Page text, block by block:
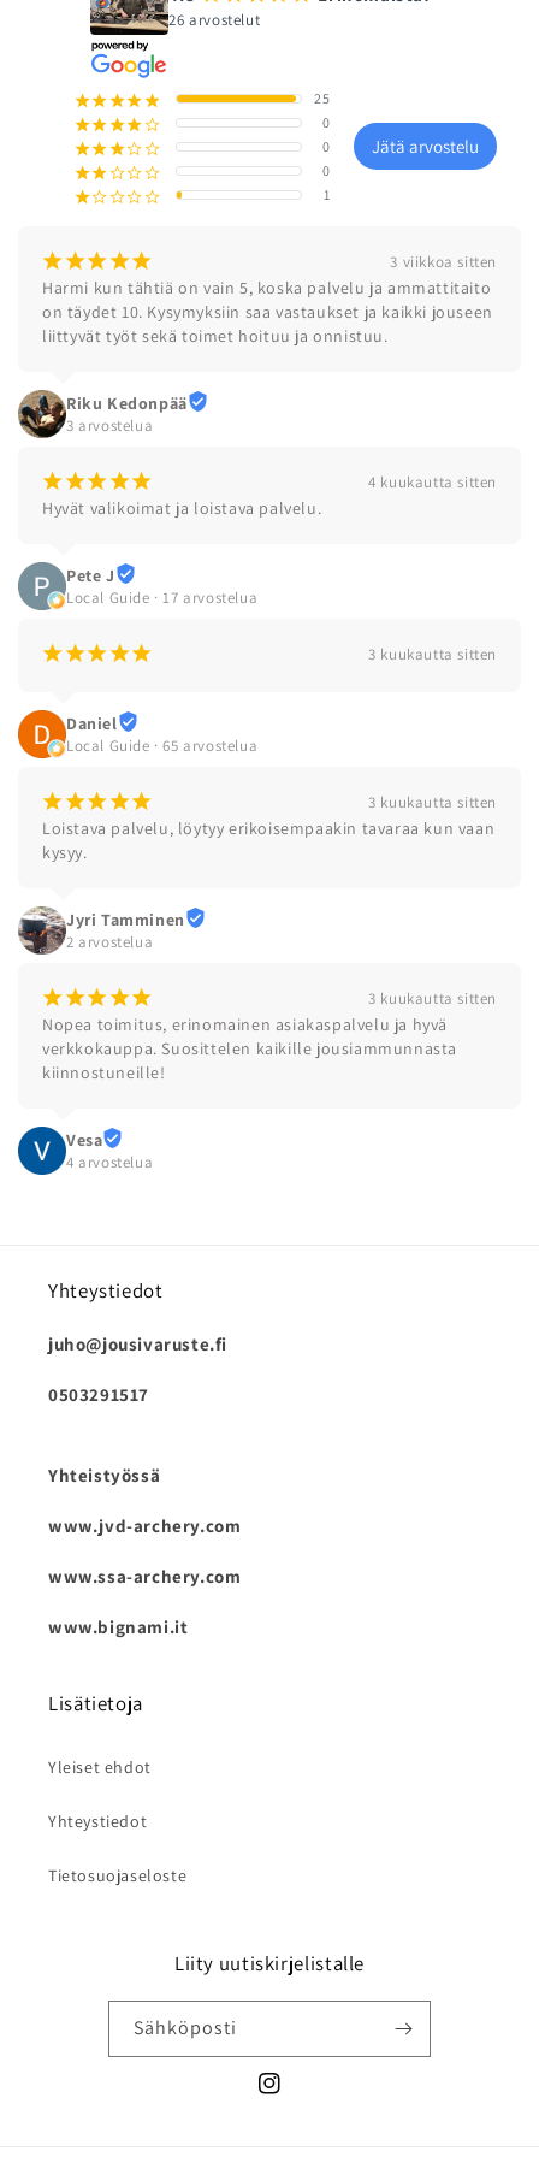
26 arvostelut
¡¡¡¡¡ 25
¡¡¡¡¢ 0
¡¡¡¢¢ 0
¡¡¢¢¢ 0
¡¢¢¢¢ 1
Jätä arvostelu
¡¡¡¡¡ 3 viikkoa sitten
Harmi kun tähtiä on vain 5, koska palvelu ja ammattitaito
on täydet 10. Kysymyksiin saa vastaukset ja kaikki jouseen
liittyvät työt sekä toimet hoituu ja onnistuu.
Riku Kedonpää
3 arvostelua
¡¡¡¡¡ 4 kuukautta sitten
Hyvät valikoimat ja loistava palvelu.
Pete J
Local Guide · 17 arvostelua
¡¡¡¡¡ 3 kuukautta sitten
Daniel
Local Guide · 65 arvostelua
¡¡¡¡¡ 3 kuukautta sitten
Loistava palvelu, löytyy erikoisempaakin tavaraa kun vaan
kysyy.
Jyri Tamminen
2 arvostelua
¡¡¡¡¡ 3 kuukautta sitten
Nopea toimitus, erinomainen asiakaspalvelu ja hyvä
verkkokauppa. Suosittelen kaikille jousiammunnasta
kiinnostuneille!
Vesa
4 arvostelua
Yhteystiedot
juho@jousivaruste.fi
0503291517
Yhteistyössä
www.jvd-archery.com
www.ssa-archery.com
www.bignami.it
Lisätietoja
Yleiset ehdot
Yhteystiedot
Tietosuojaseloste
Liity uutiskirjelistalle
Sähköposti
Instagram